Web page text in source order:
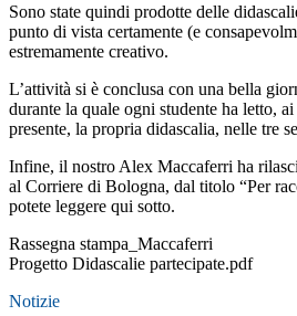
Sono state quindi prodotte delle
punto di vista certamente (e
estremamente creativo.
L’attività si è conclusa con una bella
durante la quale ogni studente ha letto,
presente, la propria didascalia, nelle tre
Infine, il nostro Alex Maccaferri ha
al Corriere di Bologna, dal titolo “Per
potete leggere qui sotto.
Rassegna stampa_Maccaferri
Progetto Didascalie partecipate.pdf
Notizie